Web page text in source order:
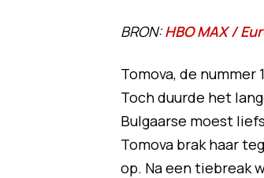
BRON:HBO MAX /
Tomova, de nummer
Toch duurde het
Bulgaarse moest
Tomova brak haar
op. Na een tiebreak